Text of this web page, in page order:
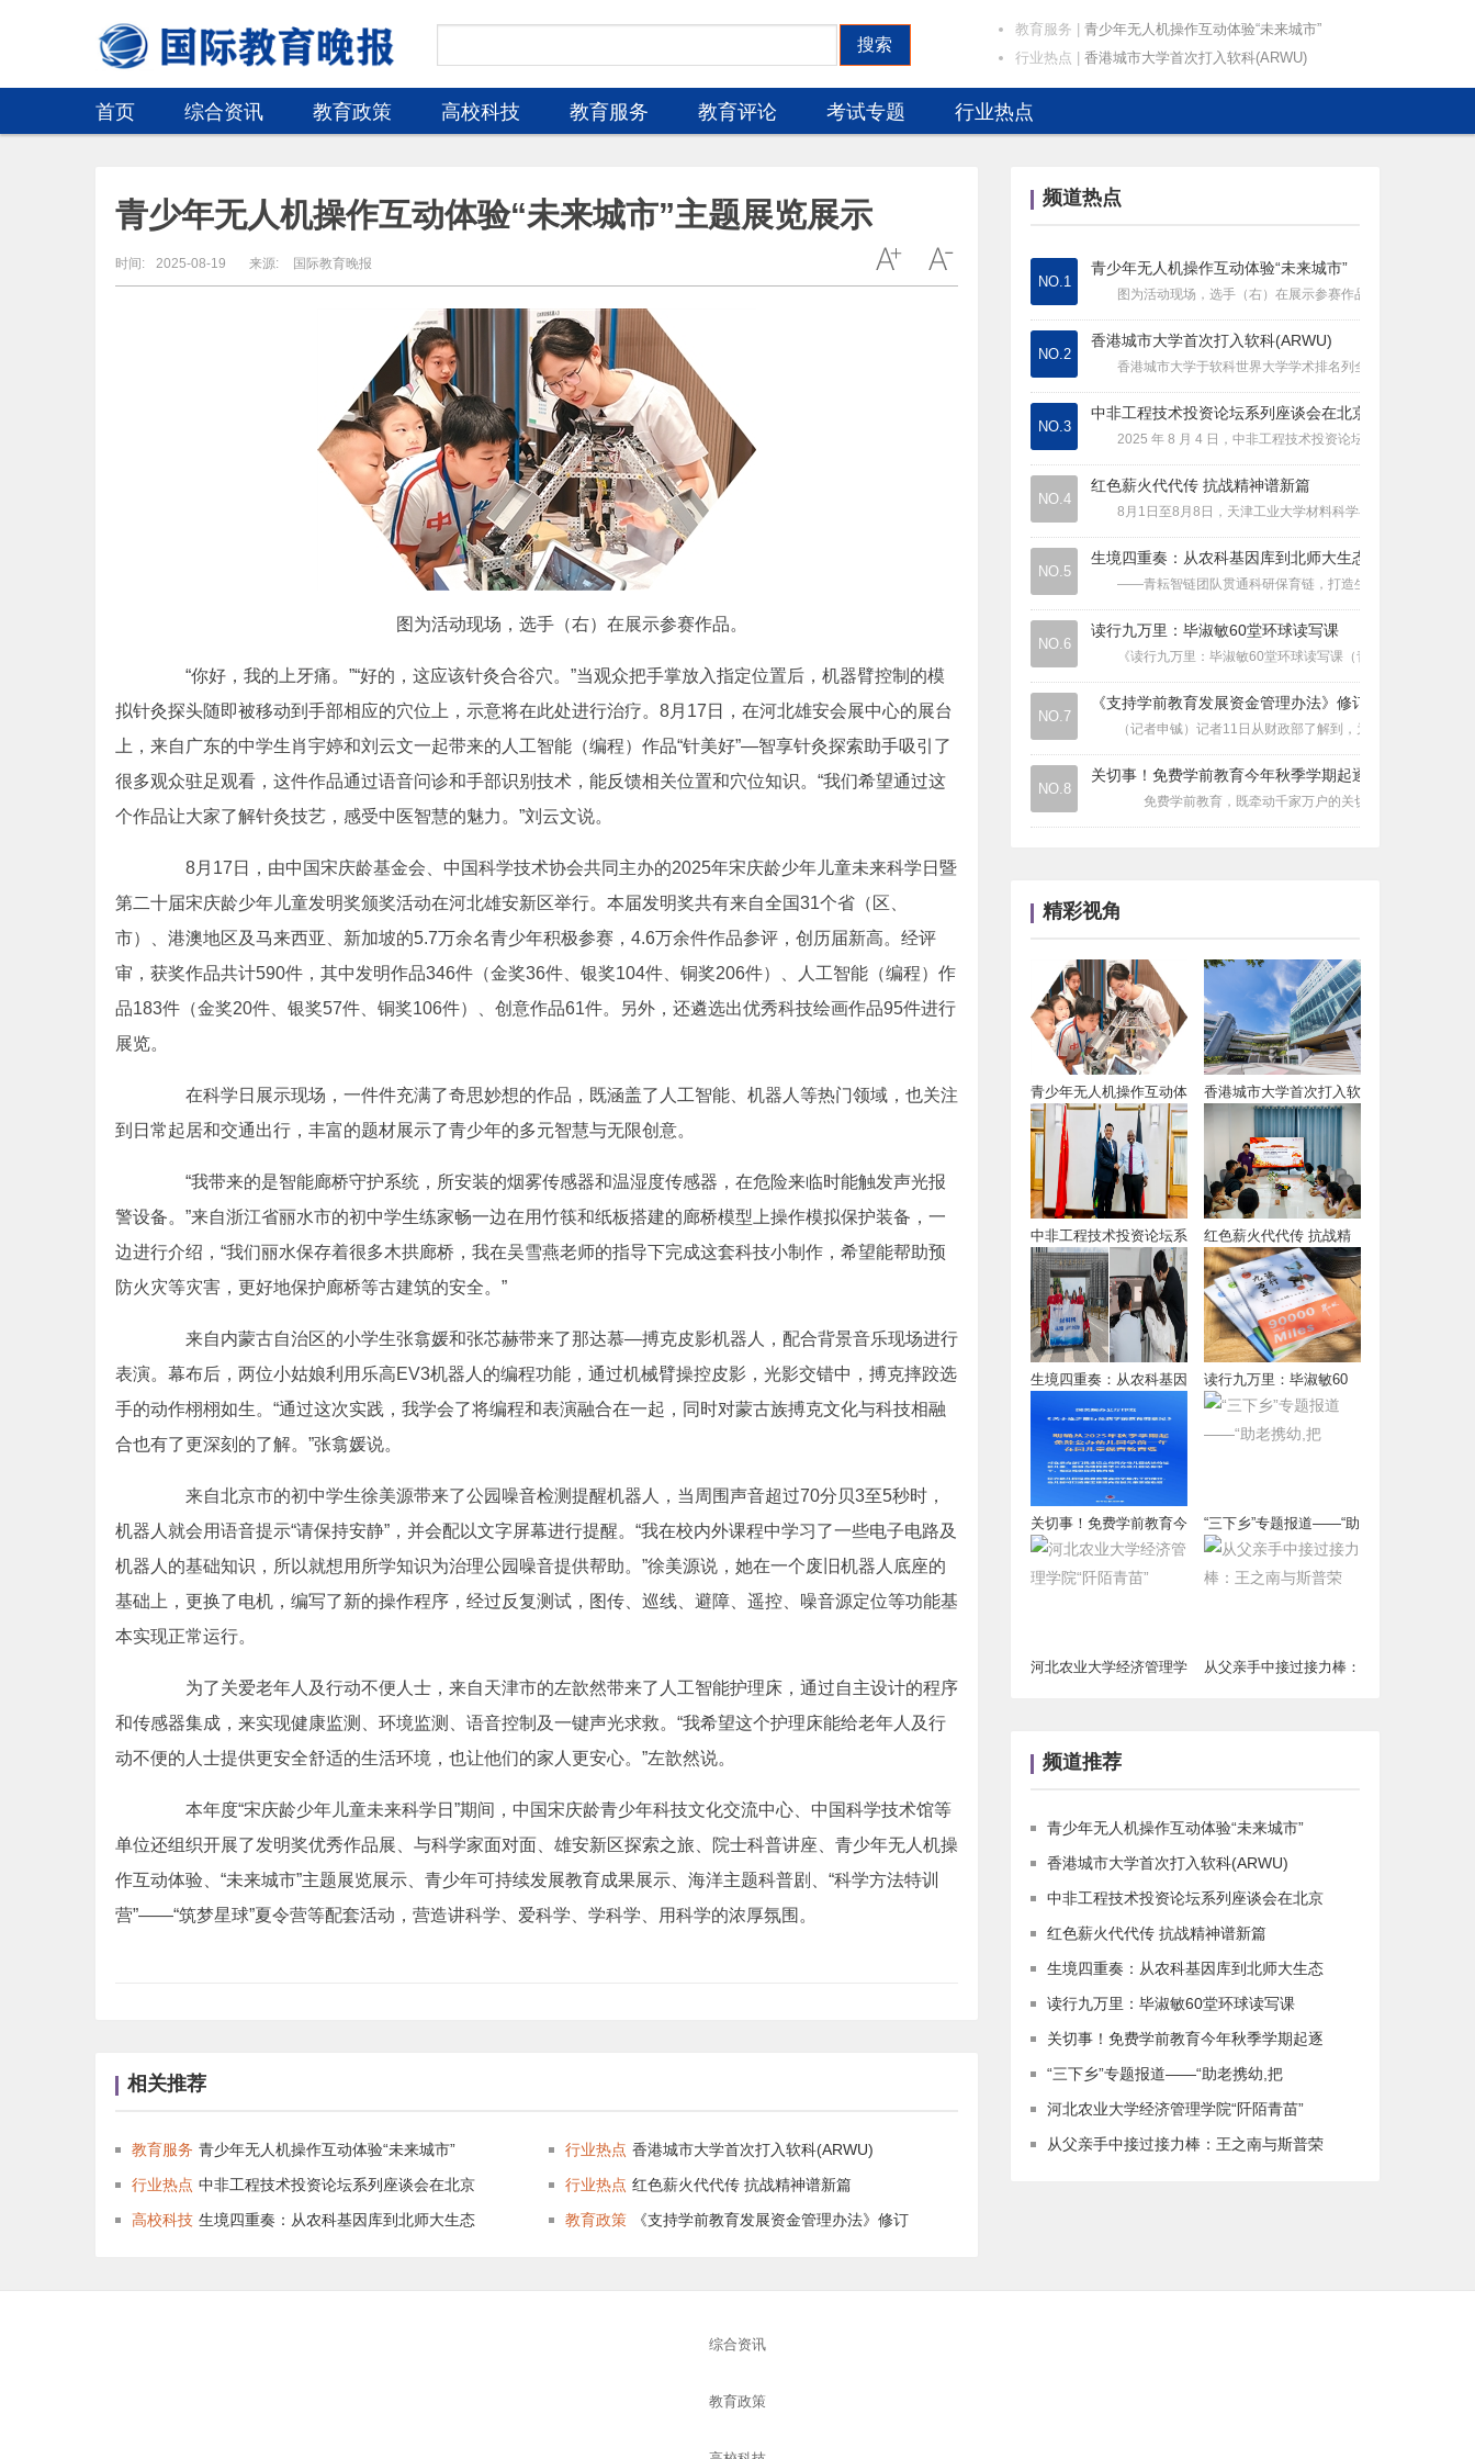
搜索
教育服务
青少年无人机操作互动体验“未来城市”
行业热点
香港城市大学首次打入软科(ARWU)
行业热点|中非工程技术投资论坛系列座谈会在北京
行业热点
教育政策|关切事！免费学前教育今年秋季学期起逐
综合资讯|
河北农业大学经济管理学院“阡陌青苗”
教育服务
从父亲手中接过接力棒：王之南与斯普荣
江西软件职业技术大学实践队走进葛毛坞
教育服务
|
科技领航，文化沁润——潘家湾土家族乡
高校科技|
高校科技
淮阴师范学院计科院暑期“三下乡”：彩
全国各地各校举行了丰富多彩的活动庆祝
信阳师范大学信阳理工学院“青春赋农”
高校科技|河南漯河郾城三中毕业生向任课教师敬赠
高校科技
首页 综合资讯 教育政策 高校科技 教育服务 教育评论 考试专题 行业热点
青少年无人机操作互动体验“未来城市”主题展览展示
时间: 2025-08-19 来源: 国际教育晚报
图为活动现场，选手（右）在展示参赛作品。
“你好，我的上牙痛。”“好的，这应该针灸合谷穴。”当观众把手掌放入指定位置后，机器臂控制的模
拟针灸探头随即被移动到手部相应的穴位上，示意将在此处进行治疗。8月17日，在河北雄安会展中心的展台
上，来自广东的中学生肖宇婷和刘云文一起带来的人工智能（编程）作品“针美好”—智享针灸探索助手吸引了
很多观众驻足观看，这件作品通过语音问诊和手部识别技术，能反馈相关位置和穴位知识。“我们希望通过这
个作品让大家了解针灸技艺，感受中医智慧的魅力。”刘云文说。
8月17日，由中国宋庆龄基金会、中国科学技术协会共同主办的2025年宋庆龄少年儿童未来科学日暨
第二十届宋庆龄少年儿童发明奖颁奖活动在河北雄安新区举行。本届发明奖共有来自全国31个省（区、
市）、港澳地区及马来西亚、新加坡的5.7万余名青少年积极参赛，4.6万余件作品参评，创历届新高。经评
审，获奖作品共计590件，其中发明作品346件（金奖36件、银奖104件、铜奖206件）、人工智能（编程）作
品183件（金奖20件、银奖57件、铜奖106件）、创意作品61件。另外，还遴选出优秀科技绘画作品95件进行
展览。
在科学日展示现场，一件件充满了奇思妙想的作品，既涵盖了人工智能、机器人等热门领域，也关注
到日常起居和交通出行，丰富的题材展示了青少年的多元智慧与无限创意。
“我带来的是智能廊桥守护系统，所安装的烟雾传感器和温湿度传感器，在危险来临时能触发声光报
警设备。”来自浙江省丽水市的初中学生练家畅一边在用竹筷和纸板搭建的廊桥模型上操作模拟保护装备，一
边进行介绍，“我们丽水保存着很多木拱廊桥，我在吴雪燕老师的指导下完成这套科技小制作，希望能帮助预
防火灾等灾害，更好地保护廊桥等古建筑的安全。”
来自内蒙古自治区的小学生张翕媛和张芯赫带来了那达慕—搏克皮影机器人，配合背景音乐现场进行
表演。幕布后，两位小姑娘利用乐高EV3机器人的编程功能，通过机械臂操控皮影，光影交错中，搏克摔跤选
手的动作栩栩如生。“通过这次实践，我学会了将编程和表演融合在一起，同时对蒙古族搏克文化与科技相融
合也有了更深刻的了解。”张翕媛说。
来自北京市的初中学生徐美源带来了公园噪音检测提醒机器人，当周围声音超过70分贝3至5秒时，
机器人就会用语音提示“请保持安静”，并会配以文字屏幕进行提醒。“我在校内外课程中学习了一些电子电路及
机器人的基础知识，所以就想用所学知识为治理公园噪音提供帮助。”徐美源说，她在一个废旧机器人底座的
基础上，更换了电机，编写了新的操作程序，经过反复测试，图传、巡线、避障、遥控、噪音源定位等功能基
本实现正常运行。
为了关爱老年人及行动不便人士，来自天津市的左歆然带来了人工智能护理床，通过自主设计的程序
和传感器集成，来实现健康监测、环境监测、语音控制及一键声光求救。“我希望这个护理床能给老年人及行
动不便的人士提供更安全舒适的生活环境，也让他们的家人更安心。”左歆然说。
本年度“宋庆龄少年儿童未来科学日”期间，中国宋庆龄青少年科技文化交流中心、中国科学技术馆等
单位还组织开展了发明奖优秀作品展、与科学家面对面、雄安新区探索之旅、院士科普讲座、青少年无人机操
作互动体验、“未来城市”主题展览展示、青少年可持续发展教育成果展示、海洋主题科普剧、“科学方法特训
营”——“筑梦星球”夏令营等配套活动，营造讲科学、爱科学、学科学、用科学的浓厚氛围。
相关推荐
教育服务 青少年无人机操作互动体验“未来城市” 行业热点 香港城市大学首次打入软科(ARWU)
行业热点 中非工程技术投资论坛系列座谈会在北京 行业热点 红色薪火代代传 抗战精神谱新篇
高校科技 生境四重奏：从农科基因库到北师大生态 教育政策 《支持学前教育发展资金管理办法》修订
频道热点
NO.1
青少年无人机操作互动体验“未来城市”
图为活动现场，选手（右）在展示参赛作品。 “你好，我的上
NO.2
香港城市大学首次打入软科(ARWU)
香港城市大学于软科世界大学学术排名列全港第二 香港唯二
NO.3
中非工程技术投资论坛系列座谈会在北京
2025 年 8 月 4 日，中非工程技术投资论坛系列座谈会在北京
NO.4
红色薪火代代传 抗战精神谱新篇
8月1日至8月8日，天津工业大学材料科学与工程学院“材韵启
NO.5
生境四重奏：从农科基因库到北师大生态
——青耘智链团队贯通科研保育链，打造生物多样性保护“校地
NO.6
读行九万里：毕淑敏60堂环球读写课
《读行九万里：毕淑敏60堂环球读写课（青少版）》由东方出
NO.7
《支持学前教育发展资金管理办法》修订
（记者申铖）记者11日从财政部了解到，为规范和加强支持
NO.8
关切事！免费学前教育今年秋季学期起逐
免费学前教育，既牵动千家万户的关切，又承载国家未来
精彩视角
青少年无人机操作互动体
验“未来城市”
香港城市大学首次打入软
科(ARWU)
中非工程技术投资论坛系
列座谈会在北京
红色薪火代代传 抗战精
神谱新篇
生境四重奏：从农科基因
读行九万里：毕淑敏60
堂环球读写课
关切事！免费学前教育今
年秋季学期起逐
“三下乡”专题报道——“助
老携幼,把
河北农业大学经济管理学
从父亲手中接过接力棒：
频道推荐
青少年无人机操作互动体验“未来城市”
香港城市大学首次打入软科(ARWU)
中非工程技术投资论坛系列座谈会在北京
红色薪火代代传 抗战精神谱新篇
生境四重奏：从农科基因库到北师大生态
读行九万里：毕淑敏60堂环球读写课
关切事！免费学前教育今年秋季学期起逐
“三下乡”专题报道——“助老携幼,把
河北农业大学经济管理学院“阡陌青苗”
从父亲手中接过接力棒：王之南与斯普荣
综合资讯
教育政策